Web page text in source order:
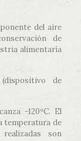
del aire
de
alimentaría
de
-120ºC. El
temperatura de
son